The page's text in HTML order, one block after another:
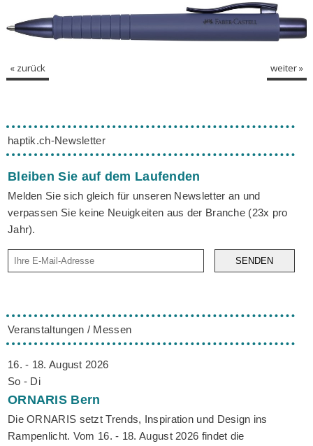
« zurück weiter »
haptik.ch-Newsletter
Bleiben Sie auf dem Laufenden
Melden Sie sich gleich für unseren Newsletter an und
verpassen Sie keine Neuigkeiten aus der Branche (23x pro
Jahr).
SENDEN
Veranstaltungen / Messen
16. - 18. August 2026
So - Di
ORNARIS Bern
Die ORNARIS setzt Trends, Inspiration und Design ins
Rampenlicht. Vom 16. - 18. August 2026 findet die